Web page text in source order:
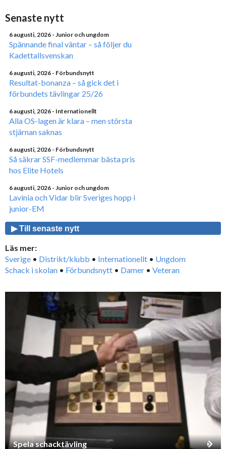
Senaste nytt
6 augusti, 2026 - Junior och ungdom
Spännande final väntar – så följer du
Kadettallsvenskan
6 augusti, 2026 - Förbundsnytt
Resultat-bonanza – så gick det i
förbundets tävlingar 25/26
6 augusti, 2026 - Internationellt
Alla OS-lagen är klara – men största
stjärnan saknas
6 augusti, 2026 - Förbundsnytt
Så säkrar SSF-medlemmar bästa pris
hos Elite Hotels
6 augusti, 2026 - Junior och ungdom
Lavinia och Vidar blir Sveriges hopp i
junior-EM
▶ Till senaste nytt
Läs mer:
Sverige • Distrikt/klubb • Internationellt • Ungdom
Schack i skolan • Förbundsnytt • Damer • Veteran
Spela schacktävling